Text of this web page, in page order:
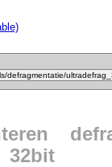
32bit